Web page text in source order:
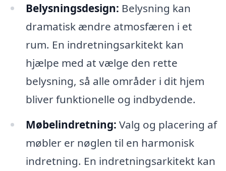
Belysningsdesign: Belysning kan
dramatisk ændre atmosfæren i et
rum. En indretningsarkitekt kan
hjælpe med at vælge den rette
belysning, så alle områder i dit hjem
bliver funktionelle og indbydende.
Møbelindretning: Valg og placering af
møbler er nøglen til en harmonisk
indretning. En indretningsarkitekt kan